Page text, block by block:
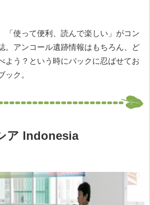
「使って便利、読んで楽しい」がコン
。アンコール遺跡情報はもちろん、ど
よう？という時にバックに忍ばせてお
ック。
ア Indonesia